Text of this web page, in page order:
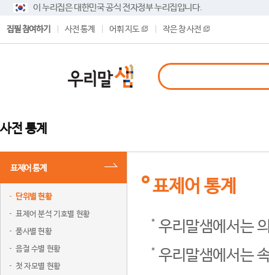
이 누리집은 대한민국 공식 전자정부 누리집입니다.
집필 참여하기 사전 통계 어휘 지도 작은 창 사전
사전 통계
표제어 통계
단위별 현황
표제어 분석 기호별 현황
품사별 현황
음절 수별 현황
첫 자모별 현황
표제어 통계
우리말샘에서는
우리말샘에서는